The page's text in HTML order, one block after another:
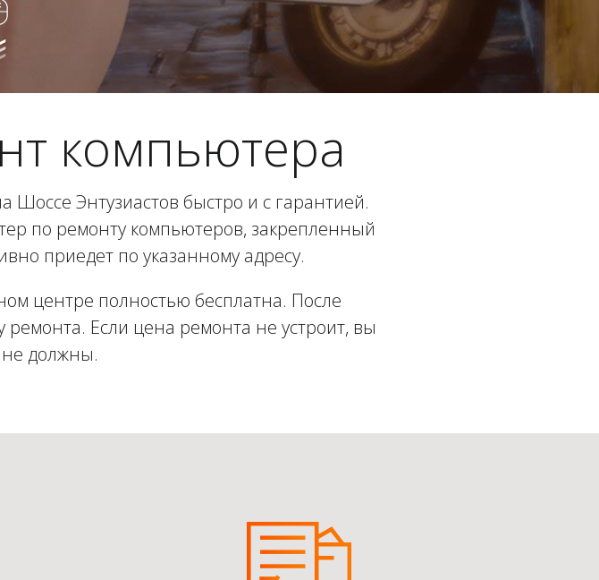
компьютера
Энтузиастов быстро и с гарантией.
по ремонту компьютеров, закрепленный
приедет по указанному адресу.
центре полностью бесплатна. После
Если цена ремонта не устроит, вы
должны.